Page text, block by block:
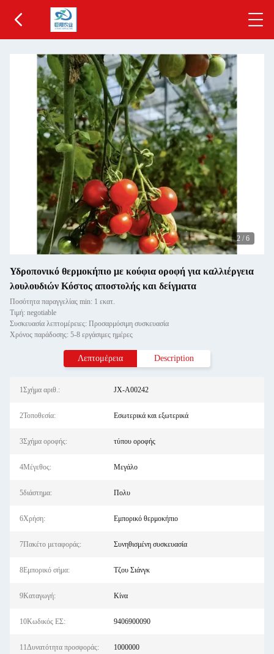
2 / 6
Υδροπονικό θερμοκήπιο με κούφια οροφή για καλλιέργεια
λουλουδιών Κόστος αποστολής και δείγματα
Ποσότητα παραγγελίας min: 1 εκατ.
Τιμή: negotiable
Συσκευασία λεπτομέρειες: Προσαρμόσιμη συσκευασία
Χρόνος παράδοσης: 5-8 εργάσιμες ημέρες
Λεπτομέρεια Description
1Σχήμα αριθ.: JX-A00242
2Τοποθεσία: Εσωτερικά και εξωτερικά
3Σχήμα οροφής: τύπου οροφής
4Μέγεθος: Μεγάλο
5διάστημα: Πολυ
6Χρήση: Εμπορικό θερμοκήπιο
7Πακέτο μεταφοράς: Συνηθισμένη συσκευασία
8Εμπορικό σήμα: Τζου Σιάνγκ
9Καταγωγή: Κίνα
10Κωδικός ΕΣ: 9406900090
11Δυνατότητα προσφοράς: 1000000